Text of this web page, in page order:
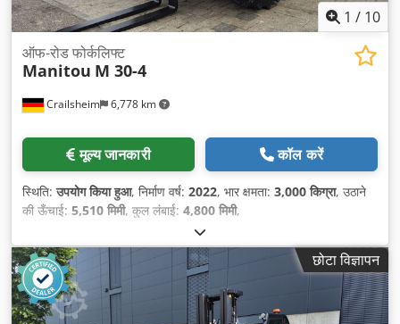
1 / 10
Crailsheim 6,778 km
ऑफ-रोड फोर्कलिफ्ट
Manitou M 30-4
मूल्य जानकारी कॉल करें
स्थिति:उपयोग किया हुआ, निर्माण वर्ष: 2022, भार क्षमता: 3,000 किग्रा, उठाने
की ऊँचाई: 5,510 मिमी, कुल लंबाई: 4,800 मिमी,
छोटा विज्ञापन